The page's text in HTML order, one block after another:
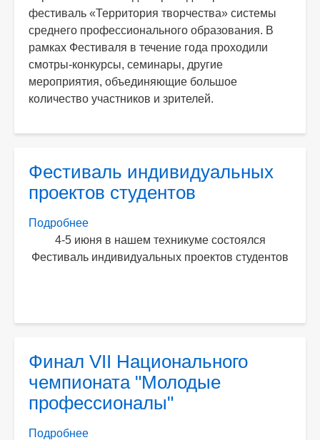
«Территория
творчества»
фестиваль «Территория творчества» системы
среднего профессионального образования. В
рамках Фестиваля в течение года проходили
смотры-конкурсы, семинары, другие
мероприятия, объединяющие большое
количество участников и зрителей.
Фестиваль индивидуальных
проектов студентов
Подробнее
Фестиваль
индивидуальных
4-5 июня в нашем техникуме состоялся
Фестиваль индивидуальных проектов студентов
Финал VII Национального
чемпионата "Молодые
профессионалы"
Подробнее